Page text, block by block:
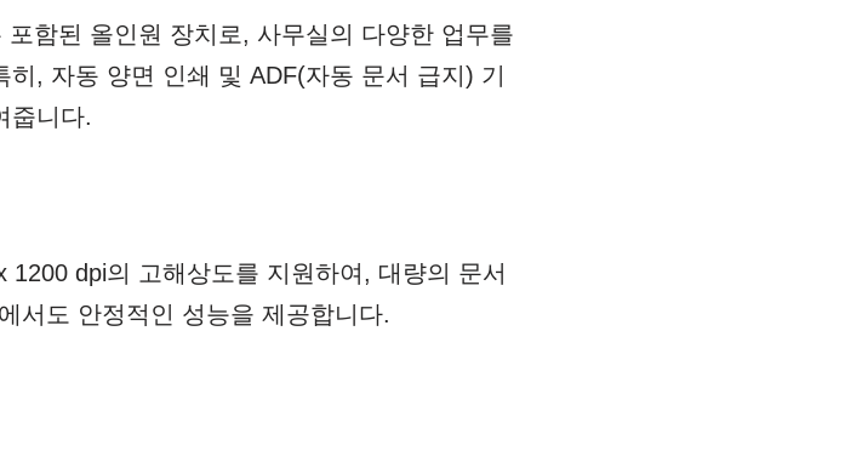
함된 올인원 장치로, 사무실의 다양한 업무를
, 자동 양면 인쇄 및 ADF(자동 문서 급지) 기
줍니다.
dpi의 고해상도를 지원하여, 대량의 문서
서도 안정적인 성능을 제공합니다.